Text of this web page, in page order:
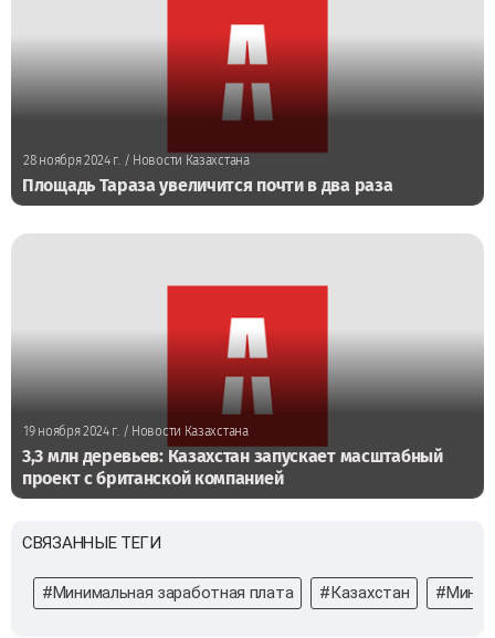
28 ноября 2024 г. / Новости Казахстана
Площадь Тараза увеличится почти в два раза
19 ноября 2024 г./ Новости Казахстана
3,3 млн деревьев: Казахстан запускает масштабный
проект с британской компанией
СВЯЗАННЫЕ ТЕГИ
#Минимальная заработная плата #Казахстан